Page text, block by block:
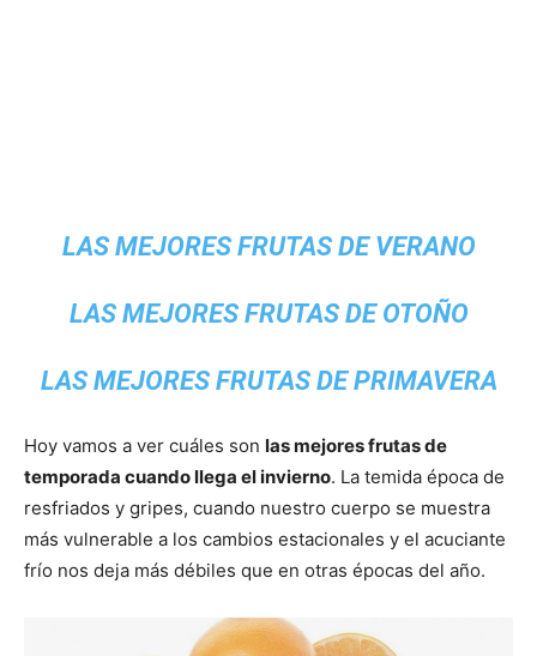
LAS MEJORES FRUTAS DE VERANO
LAS MEJORES FRUTAS DE OTOÑO
LAS MEJORES FRUTAS DE PRIMAVERA
Hoy vamos a ver cuáles son las mejores frutas de
temporada cuando llega el invierno. La temida época de
resfriados y gripes, cuando nuestro cuerpo se muestra
más vulnerable a los cambios estacionales y el acuciante
frío nos deja más débiles que en otras épocas del año.